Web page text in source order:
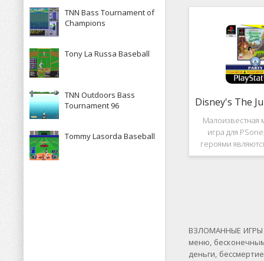
TNN Bass Tournament of
Champions
Tony La Russa Baseball
TNN Outdoors Bass
Tournament 96
Tommy Lasorda Baseball
рассказывает
историю, в
за королевство
Малоизвестная
игра для
героями
"Книги
ВЗЛОМАННЫЕ ИГРЫ
меню,
деньги,